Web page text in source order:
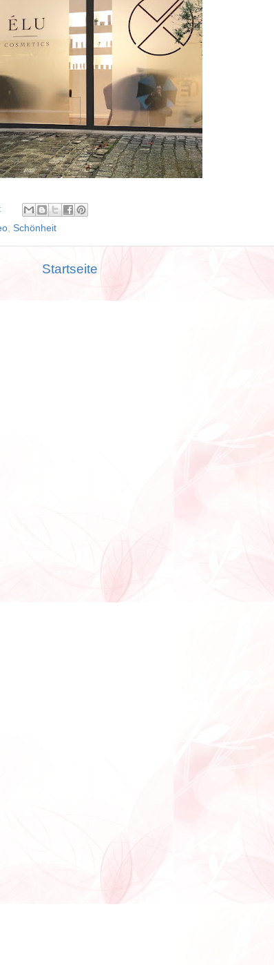
, Schönheit
Startseite